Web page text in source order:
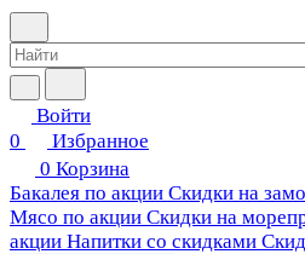
Войти
0
Избранное
0 Корзина
Бакалея по акции Скидки на
Мясо по акции Скидки на
акции Напитки со скидками